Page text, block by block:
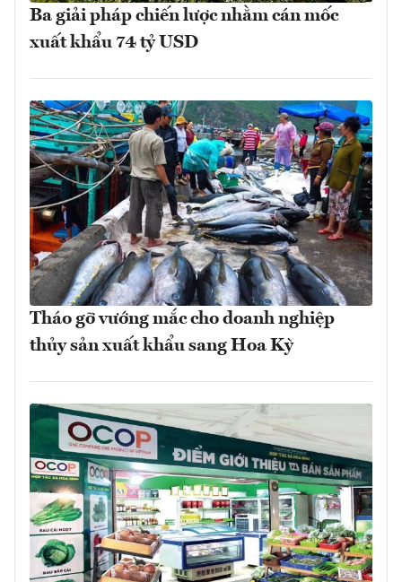
Ba giải pháp chiến lược nhằm cán mốc
xuất khẩu 74 tỷ USD
Tháo gỡ vướng mắc cho doanh nghiệp
thủy sản xuất khẩu sang Hoa Kỳ